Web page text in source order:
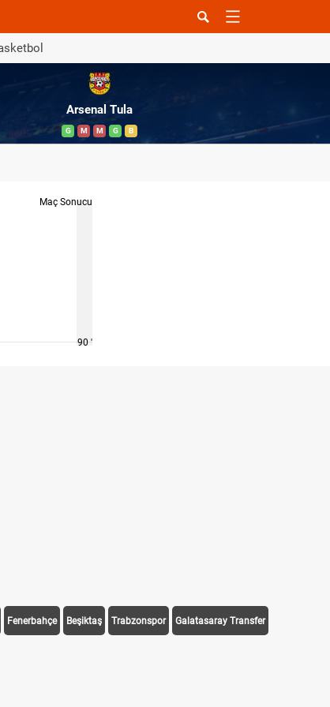
Arsenal Tula
G M M G B
Maç Sonucu
90 '
Fenerbahçe Beşiktaş Trabzonspor Galatasaray Transfer